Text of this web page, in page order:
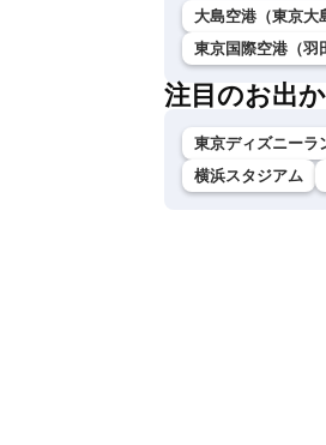
大島空港（東京大
東京国際空港（羽
注目のお出
東京ディズニーラ
横浜スタジアム